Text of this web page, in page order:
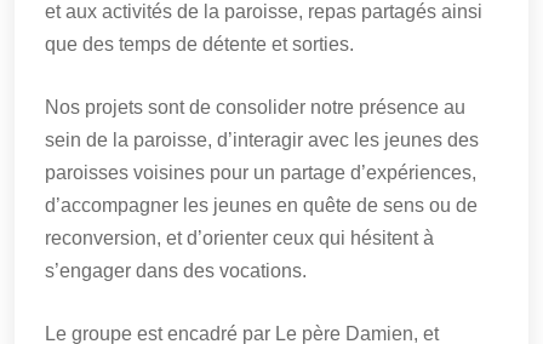
et aux activités de la paroisse, repas partagés ainsi
que des temps de détente et sorties.
Nos projets sont de consolider notre présence au
sein de la paroisse, d’interagir avec les jeunes des
paroisses voisines pour un partage d’expériences,
d’accompagner les jeunes en quête de sens ou de
reconversion, et d’orienter ceux qui hésitent à
s’engager dans des vocations.
Le groupe est encadré par Le père Damien, et